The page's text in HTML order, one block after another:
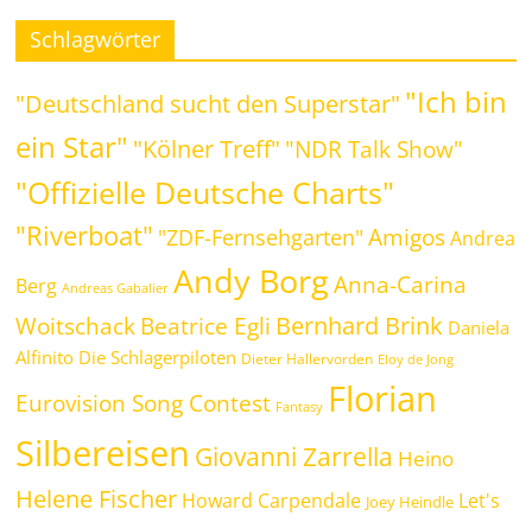
Schlagwörter
"Deutschland sucht den Superstar" "Ich bin
ein Star" "Kölner Treff" "NDR Talk Show"
"Offizielle Deutsche Charts"
"Riverboat" "ZDF-Fernsehgarten" Amigos Andrea
Berg Andreas Gabalier Andy Borg Anna-Carina
WoitschackBeatrice Egli Bernhard Brink Daniela
Alfinito Die Schlagerpiloten Dieter Hallervorden Eloy de Jong
Eurovision Song Contest Fantasy Florian
Silbereisen Giovanni Zarrella Heino
Helene Fischer Howard Carpendale Joey Heindle Let's